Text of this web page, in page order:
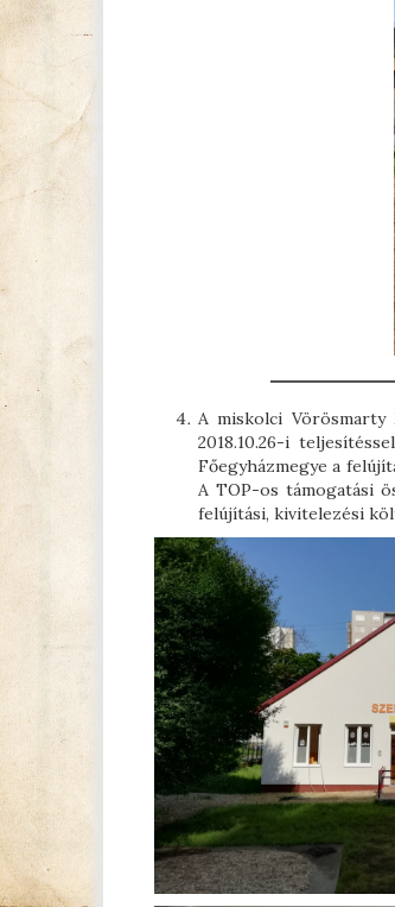
A miskolci Vörösmarty
2018.10.26-i
Főegyházmegye a
A TOP-os támogatási
felújítási, kivitelezési